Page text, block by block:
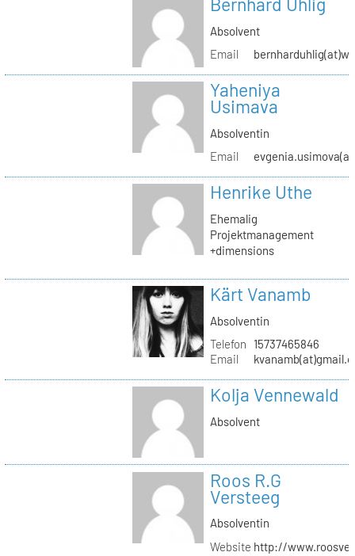
Absolvent
Email
Yaheniya
Usimava
Absolventin
Email
Henrike Uthe
Ehemalig
Projektmanagement
+dimensions
Kärt Vanamb
Absolventin
Telefon
15737465846
Email
Kolja Vennewald
Absolvent
Roos R.G
Versteeg
Absolventin
Website http://